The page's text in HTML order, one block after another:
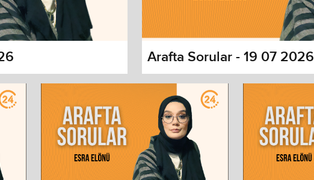
dialog
and close the window.
Arafta Sorular - 19 07 2026